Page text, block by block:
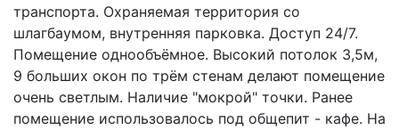
транспорта. Охраняемая территория со
шлагбаумом, внутренняя парковка. Доступ 24/7.
Помещение однообъёмное. Высокий потолок 3,5м,
9 больших окон по трём стенам делают помещение
очень светлым. Наличие "мокрой" точки. Ранее
помещение использовалось под общепит - кафе. На